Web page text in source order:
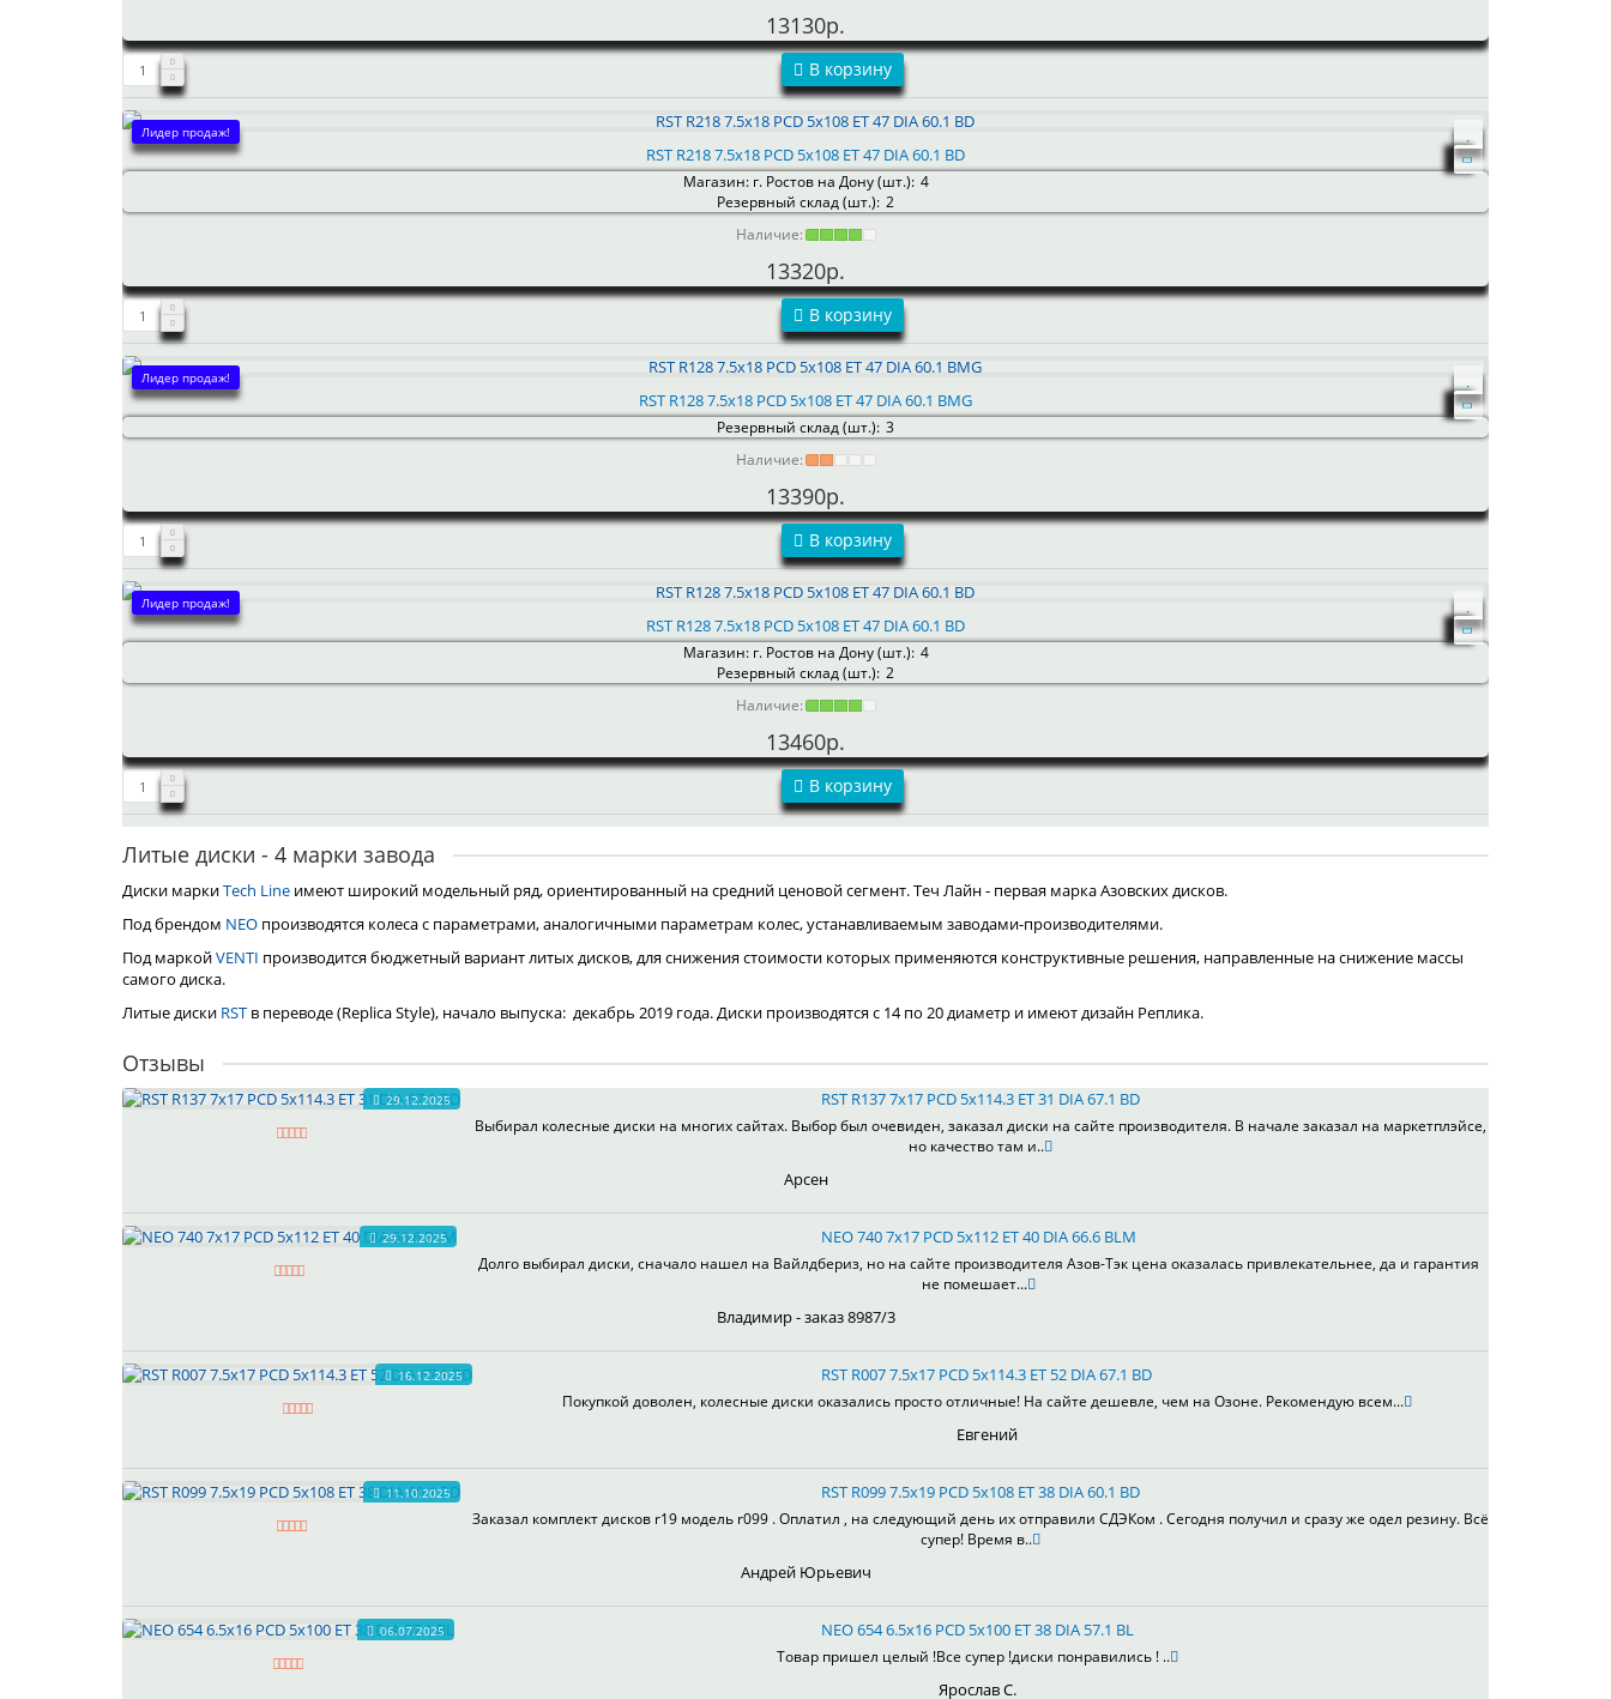
13130р.
В корзину
Лидер продаж!
RST R218 7.5x18 PCD 5x108 ET 47 DIA 60.1 BD
Магазин: г. Ростов на Дону (шт.): 4
Резервный склад (шт.): 2
Наличие:
13320р.
В корзину
Лидер продаж!
RST R128 7.5x18 PCD 5x108 ET 47 DIA 60.1 BMG
Резервный склад (шт.): 3
Наличие:
13390р.
В корзину
Лидер продаж!
RST R128 7.5x18 PCD 5x108 ET 47 DIA 60.1 BD
Магазин: г. Ростов на Дону (шт.): 4
Резервный склад (шт.): 2
Наличие:
13460р.
В корзину
Литые диски - 4 марки завода
Диски маркиTech Line имеют широкий модельный ряд, ориентированный на средний ценовой сегмент. Теч Лайн - первая марка Азовских дисков.
Под брендом NEO производятся колеса с параметрами, аналогичными параметрам колес, устанавливаемым заводами-производителями.
Под маркойVENTI производится бюджетный вариант литых дисков, для снижения стоимости которых применяются конструктивные решения, направленные на снижение массы
самого диска.
Литые диски RST в переводе (Replica Style), начало выпуска: декабрь 2019 года. Диски производятся с 14 по 20 диаметр и имеют дизайн Реплика.
Отзывы
29.12.2025 RST R137 7x17 PCD 5x114.3 ET 31 DIA 67.1 BD
Выбирал колесные диски на многих сайтах. Выбор был очевиден, заказал диски на сайте производителя. В начале заказал на маркетплэйсе,
но качество там и..
Арсен
29.12.2025 NEO 740 7x17 PCD 5x112 ET 40 DIA 66.6 BLM
Долго выбирал диски, сначало нашел на Вайлдбериз, но на сайте производителя Азов-Тэк цена оказалась привлекательнее, да и гарантия
не помешает...
Владимир - заказ 8987/3
16.12.2025 RST R007 7.5x17 PCD 5x114.3 ET 52 DIA 67.1 BD
Покупкой доволен, колесные диски оказались просто отличные! На сайте дешевле, чем на Озоне. Рекомендую всем...
Евгений
11.10.2025 RST R099 7.5x19 PCD 5x108 ET 38 DIA 60.1 BD
Заказал комплект дисков r19 модель r099 . Оплатил , на следующий день их отправили СДЭКом . Сегодня получил и сразу же одел резину. Всё
супер! Время в..
Андрей Юрьевич
06.07.2025 NEO 654 6.5x16 PCD 5x100 ET 38 DIA 57.1 BL
Товар пришел целый !Все супер !диски понравились ! ..
Ярослав С.